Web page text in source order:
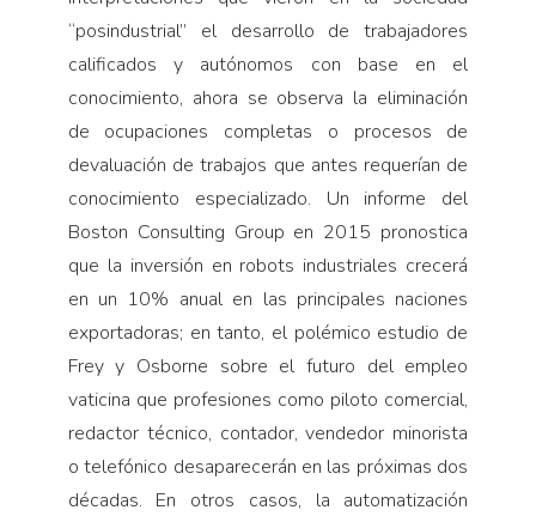
“posindustrial” el desarrollo de trabajadores
calificados y autónomos con base en el
conocimiento, ahora se observa la eliminación
de ocupaciones completas o procesos de
devaluación de trabajos que antes requerían de
conocimiento especializado. Un informe del
Boston Consulting Group en 2015 pronostica
que la inversión en robots industriales crecerá
en un 10% anual en las principales naciones
exportadoras; en tanto, el polémico estudio de
Frey y Osborne sobre el futuro del empleo
vaticina que profesiones como piloto comercial,
redactor técnico, contador, vendedor minorista
o telefónico desaparecerán en las próximas dos
décadas. En otros casos, la automatización